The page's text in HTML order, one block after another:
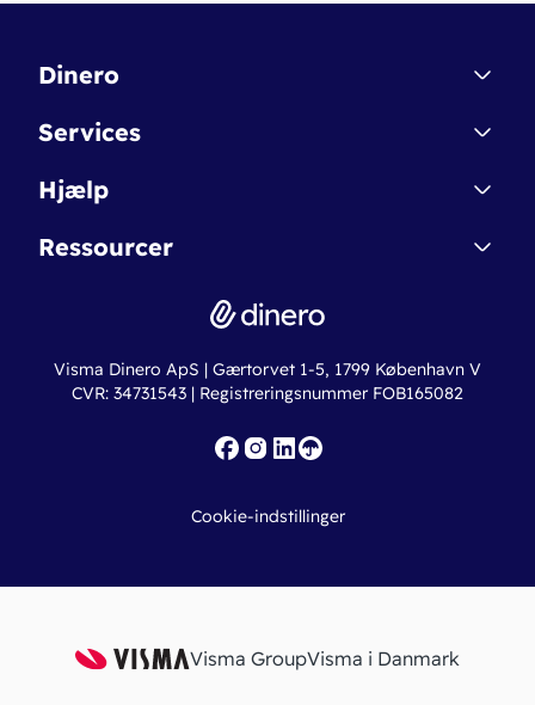
Dinero
Kontakt
Betingelser & Sikkerhed
Services
Dinero Starter
Dinero Pro
Erhvervslån
Fakturaskabeloner
Hjælp
Online regnskabskurser
Ressourcer
Ny virksomhed
Iværksætterlegat
Visma Dinero ApS | Gærtorvet 1-5, 1799 København V
CVR: 34731543 | Registreringsnummer FOB165082
Cookie-indstillinger
Visma GroupVisma i Danmark